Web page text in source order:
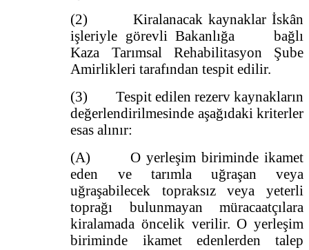
(2) Kiralanacak kaynaklar İskân
işleriyle görevli Bakanlığa bağlı
Kaza Tarımsal Rehabilitasyon Şube
Amirlikleri tarafından tespit edilir.
(3) Tespit edilen rezerv kaynakların
değerlendirilmesinde aşağıdaki kriterler
esas alınır:
(A) O yerleşim biriminde ikamet
eden ve tarımla uğraşan veya
uğraşabilecek topraksız veya yeterli
toprağı bulunmayan müracaatçılara
kiralamada öncelik verilir. O yerleşim
biriminde ikamet edenlerden talep